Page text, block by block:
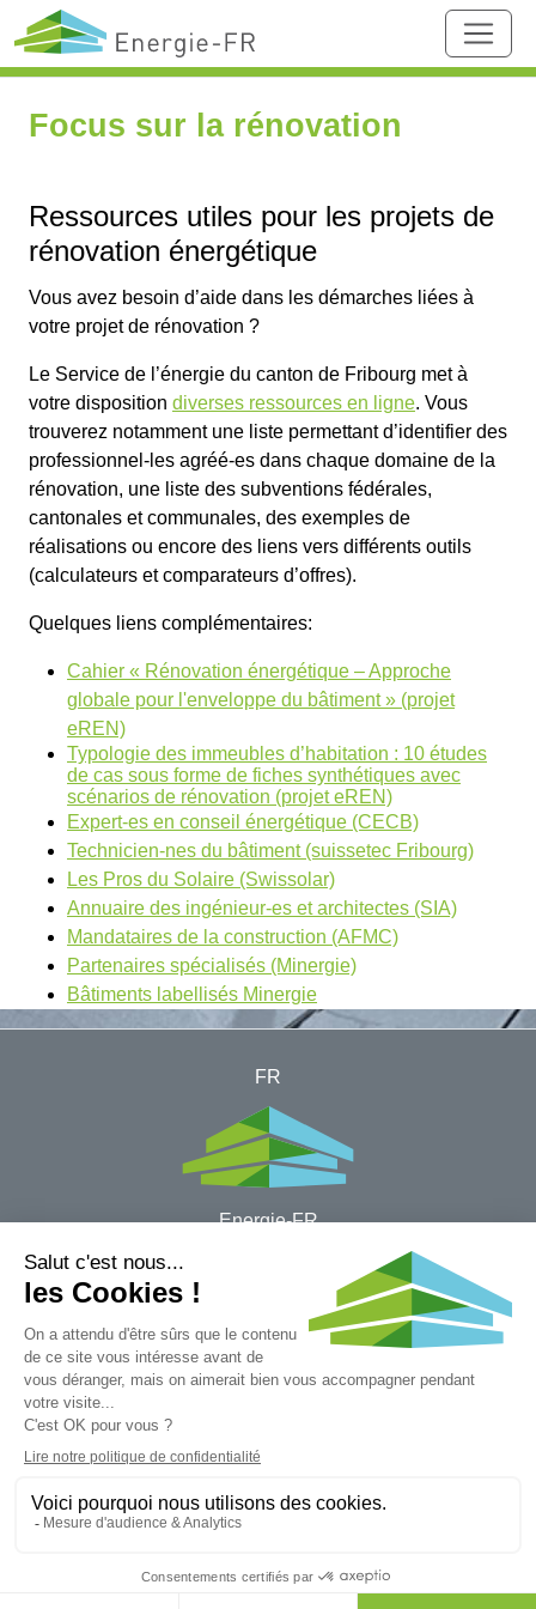
Focus sur la rénovation
Ressources utiles pour les projets de
rénovation énergétique
Vous avez besoin d’aide dans les démarches liées à
votre projet de rénovation ?
Le Service de l’énergie du canton de Fribourg met à
votre disposition diverses ressources en ligne. Vous
trouverez notamment une liste permettant d’identifier des
professionnel-les agréé-es dans chaque domaine de la
rénovation, une liste des subventions fédérales,
cantonales et communales, des exemples de
réalisations ou encore des liens vers différents outils
(calculateurs et comparateurs d’offres).
Quelques liens complémentaires:
Cahier « Rénovation énergétique – Approche
globale pour l'enveloppe du bâtiment » (projet
eREN)
Typologie des immeubles d’habitation : 10 études
de cas sous forme de fiches synthétiques avec
scénarios de rénovation (projet eREN)
Expert-es en conseil énergétique (CECB)
Technicien-nes du bâtiment (suissetec Fribourg)
Les Pros du Solaire (Swissolar)
Annuaire des ingénieur-es et architectes (SIA)
Mandataires de la construction (AFMC)
Partenaires spécialisés (Minergie)
Bâtiments labellisés Minergie
FR
Energie-FR
Halle ​bleue - Passage du Cardinal 13B
Impressum